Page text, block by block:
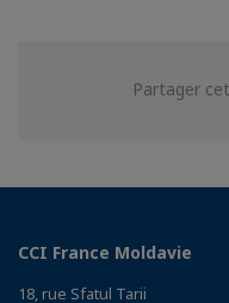
Partager
CCI France Moldavie
18, rue Sfatul Tarii